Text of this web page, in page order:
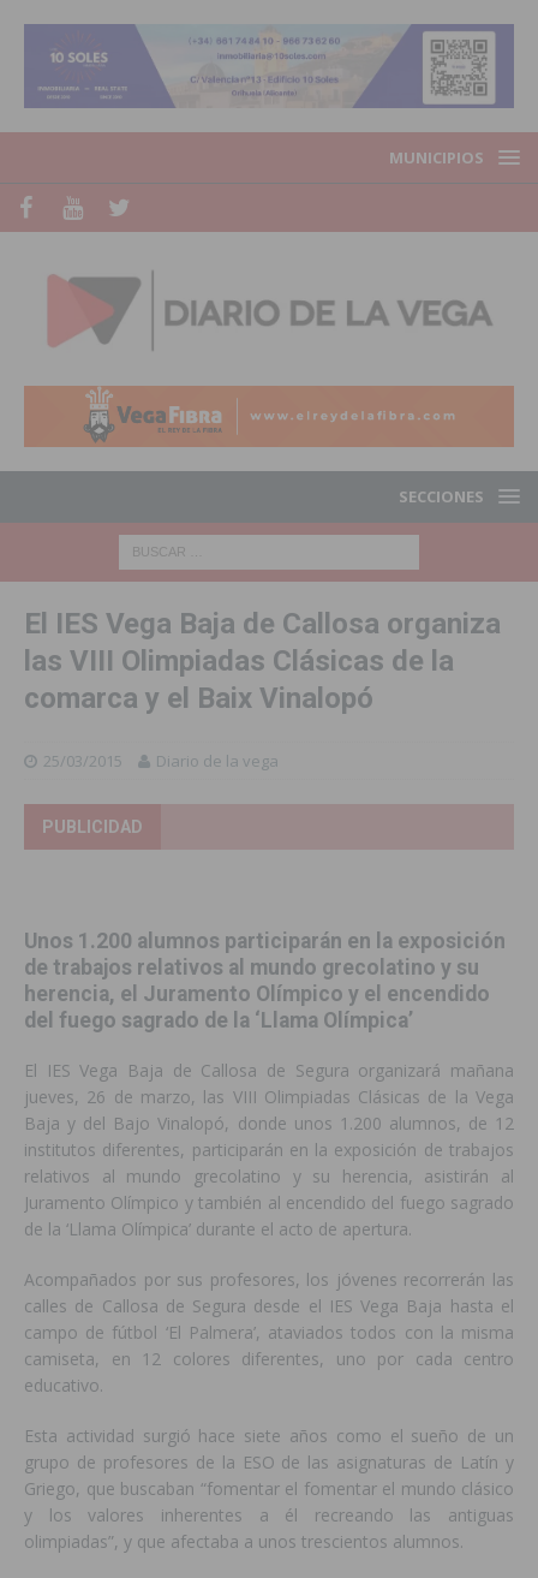
MUNICIPIOS
SECCIONES
El IES Vega Baja de Callosa organiza
las VIII Olimpiadas Clásicas de la
comarca y el Baix Vinalopó
25/03/2015 Diario de la vega
PUBLICIDAD
Unos 1.200 alumnos participarán en la exposición
de trabajos relativos al mundo grecolatino y su
herencia, el Juramento Olímpico y el encendido
del fuego sagrado de la ‘Llama Olímpica’
El IES Vega Baja de Callosa de Segura organizará mañana
jueves, 26 de marzo, las VIII Olimpiadas Clásicas de la Vega
Baja y del Bajo Vinalopó, donde unos 1.200 alumnos, de 12
institutos diferentes, participarán en la exposición de trabajos
relativos al mundo grecolatino y su herencia, asistirán al
Juramento Olímpico y también al encendido del fuego sagrado
de la ‘Llama Olímpica’ durante el acto de apertura.
Acompañados por sus profesores, los jóvenes recorrerán las
calles de Callosa de Segura desde el IES Vega Baja hasta el
campo de fútbol ‘El Palmera’, ataviados todos con la misma
camiseta, en 12 colores diferentes, uno por cada centro
educativo.
Esta actividad surgió hace siete años como el sueño de un
grupo de profesores de la ESO de las asignaturas de Latín y
Griego, que buscaban “fomentar el fomentar el mundo clásico
y los valores inherentes a él recreando las antiguas
olimpiadas”, y que afectaba a unos trescientos alumnos.